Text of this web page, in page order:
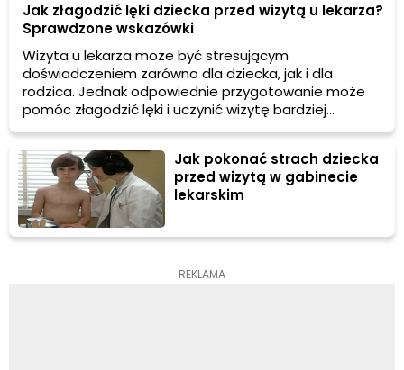
Jak złagodzić lęki dziecka przed wizytą u lekarza?
Sprawdzone wskazówki
Wizyta u lekarza może być stresującym
doświadczeniem zarówno dla dziecka, jak i dla
rodzica. Jednak odpowiednie przygotowanie może
pomóc złagodzić lęki i uczynić wizytę bardziej
komfortową dla wszystkich. Dowiedz się, jak
przygotować dziecko na wizytę u lekarza, aby
przebiegła jak najłagodniej.Jak pokonać strach dziecka
przed wizytą w gabinecie
lekarskim
REKLAMA